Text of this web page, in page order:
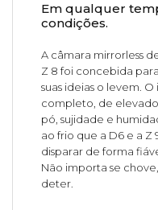
Em qualquer
condições.
A câmara mirrorless
Z 8 foi concebida
suas ideias o levem.
completo, de
pó, sujidade e
ao frio que a D6 e a
disparar de forma
Não importa se
deter.